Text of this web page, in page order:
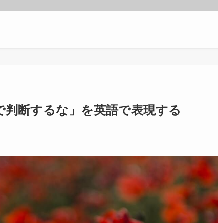
判断するな」を英語で表現する